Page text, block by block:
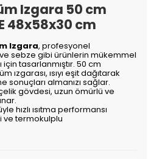
Izgara 50 cm
48x58x30 cm
Izgara, profesyonel
sebze gibi ürünlerin mükemmel
tasarlanmıştır. 50 cm
ızgarası, ısıyı eşit dağıtarak
sonuçları almanızı sağlar.
gövdesi, uzun ömürlü ve
hızlı ısıtma performansı
ve termokulplu